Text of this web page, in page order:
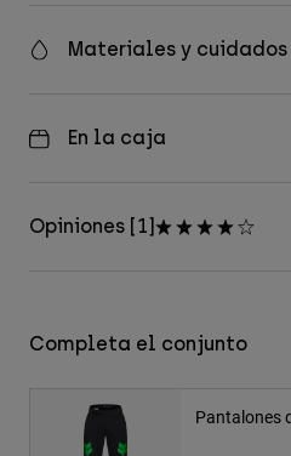
Materiales y cuidados
En la caja
Opiniones [1]
Completa el conjunto
Pantalones